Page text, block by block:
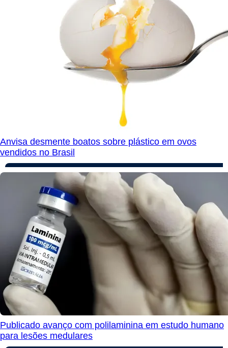
Anvisa desmente boatos sobre plástico em ovos
vendidos no Brasil
Publicado avanço com polilaminina em estudo humano
para lesões medulares